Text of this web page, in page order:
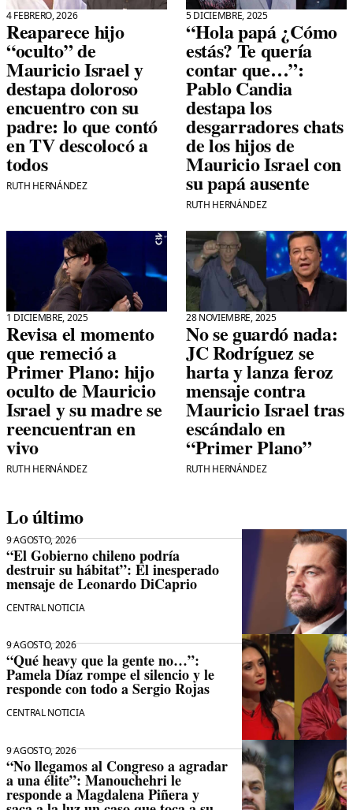
4 FEBRERO, 2026
Reaparece hijo
“oculto” de
Mauricio Israel y
destapa doloroso
encuentro con su
padre: lo que contó
en TV descolocó a
todos
RUTH HERNÁNDEZ
5 DICIEMBRE, 2025
“Hola papá ¿Cómo
estás? Te quería
contar que…”:
Pablo Candia
destapa los
desgarradores chats
de los hijos de
Mauricio Israel con
su papá ausente
RUTH HERNÁNDEZ
1 DICIEMBRE, 2025
Revisa el momento
que remeció a
Primer Plano: hijo
oculto de Mauricio
Israel y su madre se
reencuentran en
vivo
RUTH HERNÁNDEZ
28 NOVIEMBRE, 2025
No se guardó nada:
JC Rodríguez se
harta y lanza feroz
mensaje contra
Mauricio Israel tras
escándalo en
“Primer Plano”
RUTH HERNÁNDEZ
Lo último
9 AGOSTO, 2026
“El Gobierno chileno podría
destruir su hábitat”: El inesperado
mensaje de Leonardo DiCaprio
CENTRAL NOTICIA
9 AGOSTO, 2026
“Qué heavy que la gente no…”:
Pamela Díaz rompe el silencio y le
responde con todo a Sergio Rojas
CENTRAL NOTICIA
9 AGOSTO, 2026
“No llegamos al Congreso a agradar
a una élite”: Manouchehri le
responde a Magdalena Piñera y